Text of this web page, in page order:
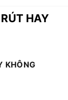
HAY
KHÔNG